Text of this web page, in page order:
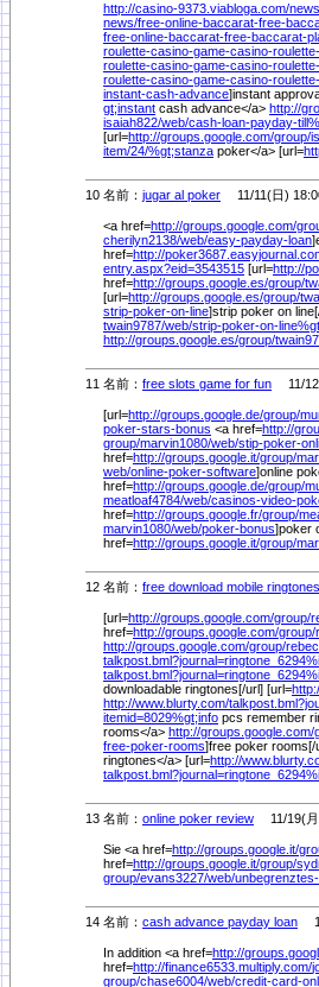
http://casino-9373.viabloga.com/
news/free-online-baccarat-free-
free-online-baccarat-free-baccarat-
roulette-casino-game-casino-
roulette-casino-game-casino-
roulette-casino-game-casino-
instant-cash-advance]instant
gt;instant cash advance</a> http://
isaiah822/web/cash-loan-payday-till%
[url=http://groups.google.com/group/
item/24/%gt;stanza poker</a> [url=
10 名前： jugar al poker 11/11(日)
<a href=http://groups.google.com/
cherilyn2138/web/easy-payday-loan
href=http://
entry.aspx?eid=3543515 [url=http://
href=http://groups.google.es/group/
[url=http://groups.google.es/group/
strip-poker-on-line]strip poker on
twain9787/web/strip-poker-on-line%
http://groups.google.es/group/
11 名前： free slots game for fun 11/
[url=http://groups.google.de/group/
poker-stars-bonus <a href=http://
group/marvin1080/web/stip-poker-
href=http://groups.google.it/group/
web/online-poker-software]online
href=http://groups.google.de/group/
meatloaf4784/web/casinos-video-
href=http://groups.google.fr/group/
marvin1080/web/poker-bonus]poker
href=http://groups.google.it/group/
12 名前： free download mobile
[url=http://groups.google.com/group/
href=http://groups.google.com/group/
http://groups.google.com/group/
talkpost.bml?journal=ringtone_6294%
talkpost.bml?journal=ringtone_6294%
downloadable ringtones[/url] [url=
http://www.blurty.com/
itemid=8029%gt;info pcs remember
rooms</a> http://groups.google.com/
free-poker-rooms]free poker rooms[/
ringtones</a> [url=http://
talkpost.bml?journal=ringtone_6294%
13 名前： online poker review 11/19(月
Sie <a href=http://groups.google.it/
href=http://groups.google.it/group/
group/evans3227/web/
14 名前： cash advance payday loan
In addition <a href=http://
href=http://finance6533.multiply.com/
group/chase6004/web/credit-card-